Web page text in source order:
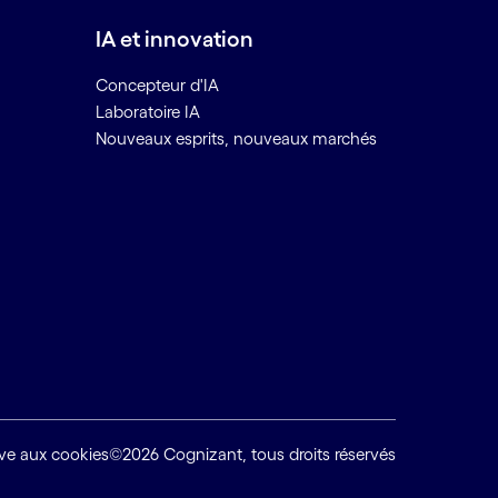
IA et innovation
Concepteur d'IA
Laboratoire IA
Nouveaux esprits, nouveaux marchés
aux cookies©2026 Cognizant, tous droits réservés